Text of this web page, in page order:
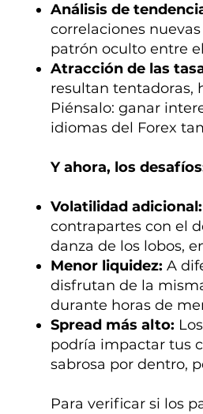
Análisis de
correlaciones
patrón oculto entre
Atracción de las
resultan tentadoras,
Piénsalo: ganar
idiomas del Forex
Y ahora, los
Volatilidad adicional:
contrapartes con el
danza de los lobos,
Menor liquidez: A
disfrutan de la
durante horas de
Spread más alto:
podría impactar tus
sabrosa por dentro,
Para verificar si los